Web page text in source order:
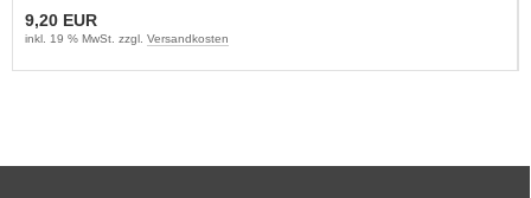
9,20 EUR
inkl. 19 % MwSt. zzgl. Versandkosten